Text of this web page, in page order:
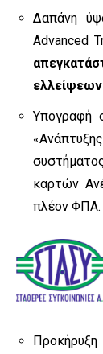
Δαπάνη
Advanced
Υπογραφή
καρτών
πλέον ΦΠΑ.